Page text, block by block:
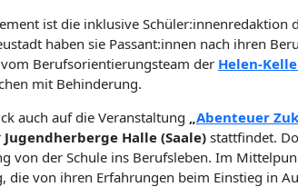
ist die inklusive Schüler:innenredaktion
haben sie Passant:innen nach ihren
Berufsorientierungsteam der Helen-
mit Behinderung.
auch auf die Veranstaltung „Abenteuer
Jugendherberge Halle (Saale)stattfindet.
von der Schule ins Berufsleben. Im
die von ihren Erfahrungen beim Einstieg in